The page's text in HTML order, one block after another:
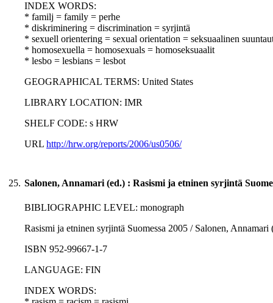
INDEX WORDS:
* familj = family = perhe
* diskriminering = discrimination = syrjintä
* sexuell orientering = sexual orientation = seksuaalinen
* homosexuella = homosexuals = homoseksuaalit
* lesbo = lesbians = lesbot
GEOGRAPHICAL TERMS: United States
LIBRARY LOCATION: IMR
SHELF CODE: s HRW
URL http://hrw.org/reports/2006/us0506/
25. Salonen, Annamari (ed.) : Rasismi ja etninen syrjintä
BIBLIOGRAPHIC LEVEL: monograph
Rasismi ja etninen syrjintä Suomessa 2005 / Salonen,
ISBN 952-99667-1-7
LANGUAGE: FIN
INDEX WORDS: